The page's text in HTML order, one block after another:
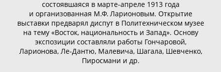
состоявшаяся в марте-апреле1913 года
и организованная М.Ф. Ларионовым. Открытие
выставки предварял диспут в Политехническом музее
на тему «Восток, национальность и Запад». Основу
экспозиции составляли работы Гончаровой,
Ларионова, Ле-Дантю, Малевича, Шагала, Шевченко,
Пиросмани и др.